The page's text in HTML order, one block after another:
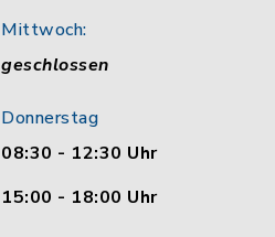
Mittwoch:
geschlossen
Donnerstag
08:30 - 12:30 Uhr
15:00 - 18:00 Uhr